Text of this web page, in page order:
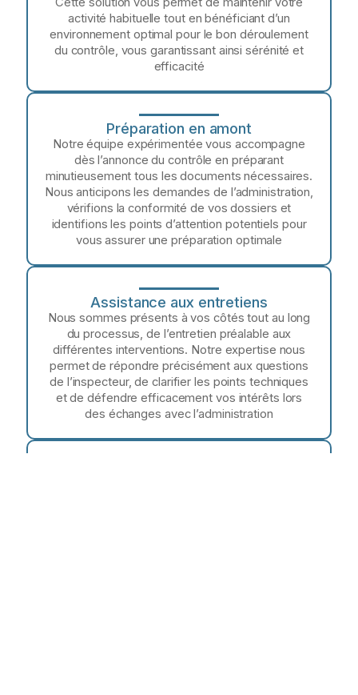
activité habituelle tout en bénéficiant d’un
environnement optimal pour le bon déroulement
du contrôle, vous garantissant ainsi sérénité et
efficacité
Préparation en amont
Notre équipe expérimentée vous accompagne
dès l’annonce du contrôle en préparant
minutieusement tous les documents nécessaires.
Nous anticipons les demandes de l’administration,
vérifions la conformité de vos dossiers et
identifions les points d’attention potentiels pour
vous assurer une préparation optimale
Assistance aux entretiens
Nous sommes présents à vos côtés tout au long
du processus, de l’entretien préalable aux
différentes interventions. Notre expertise nous
permet de répondre précisément aux questions
de l’inspecteur, de clarifier les points techniques
et de défendre efficacement vos intérêts lors
des échanges avec l’administration